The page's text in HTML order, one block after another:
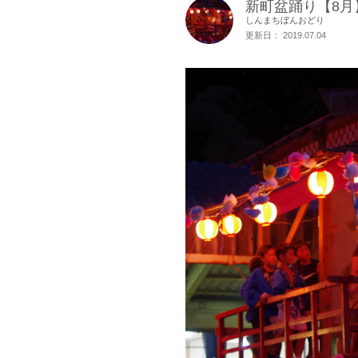
新町盆踊り【8月
しんまちぼんおどり
更新日： 2019.07.04